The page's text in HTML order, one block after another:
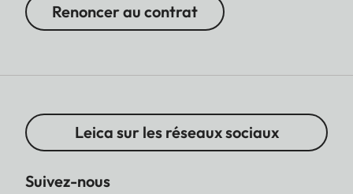
Renoncer au contrat
Leica sur les réseaux sociaux
Suivez-nous